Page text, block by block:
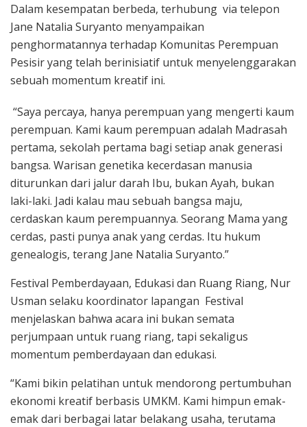
Dalam kesempatan berbeda, terhubung via telepon
Jane Natalia Suryanto menyampaikan
penghormatannya terhadap Komunitas Perempuan
Pesisir yang telah berinisiatif untuk menyelenggarakan
sebuah momentum kreatif ini.
“Saya percaya, hanya perempuan yang mengerti kaum
perempuan. Kami kaum perempuan adalah Madrasah
pertama, sekolah pertama bagi setiap anak generasi
bangsa. Warisan genetika kecerdasan manusia
diturunkan dari jalur darah Ibu, bukan Ayah, bukan
laki-laki. Jadi kalau mau sebuah bangsa maju,
cerdaskan kaum perempuannya. Seorang Mama yang
cerdas, pasti punya anak yang cerdas. Itu hukum
genealogis, terang Jane Natalia Suryanto.”
Festival Pemberdayaan, Edukasi dan Ruang Riang, Nur
Usman selaku koordinator lapangan Festival
menjelaskan bahwa acara ini bukan semata
perjumpaan untuk ruang riang, tapi sekaligus
momentum pemberdayaan dan edukasi.
“Kami bikin pelatihan untuk mendorong pertumbuhan
ekonomi kreatif berbasis UMKM. Kami himpun emak-
emak dari berbagai latar belakang usaha, terutama